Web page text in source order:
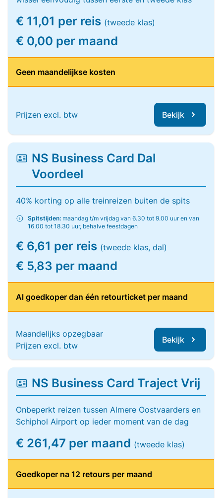
€ 11,01 per reis (tweede klas)
€ 0,00 per maand
Geen maandelijkse kosten
Prijzen excl. btw Bekijk
NS Business Card Dal
Voordeel
40% korting op alle treinreizen buiten de spits
Spitstijden: maandag t/m vrijdag van 6.30 tot 9.00 uur en van
16.00 tot 18.30 uur, behalve feestdagen
€ 6,61 per reis (tweede klas, dal)
€ 5,83 per maand
Al goedkoper dan één retourticket per maand
Maandelijks opzegbaar
Prijzen excl. btw
Bekijk
NS Business Card Traject Vrij
Onbeperkt reizen tussen Almere Oostvaarders en
Schiphol Airport op ieder moment van de dag
€ 261,47 per maand (tweede klas)
Goedkoper na 12 retours per maand